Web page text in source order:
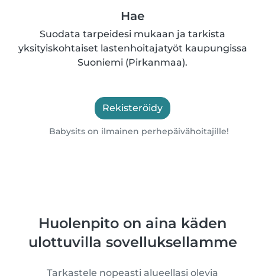
Hae
Suodata tarpeidesi mukaan ja tarkista
yksityiskohtaiset lastenhoitajatyöt kaupungissa
Suoniemi (Pirkanmaa).
Rekisteröidy
Babysits on ilmainen perhepäivähoitajille!
Huolenpito on aina käden
ulottuvilla sovelluksellamme
Tarkastele nopeasti alueellasi olevia